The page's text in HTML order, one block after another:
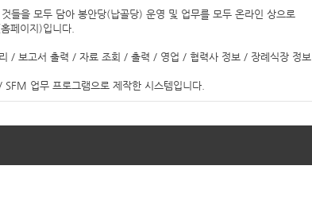
들을 모두 담아 봉안당(납골당) 운영 및 업무를 모두 온라인 상으로
/ 보고서 출력 / 자료 조회 / 출력 / 영업 / 협력사 정보 / 장례식장 정보